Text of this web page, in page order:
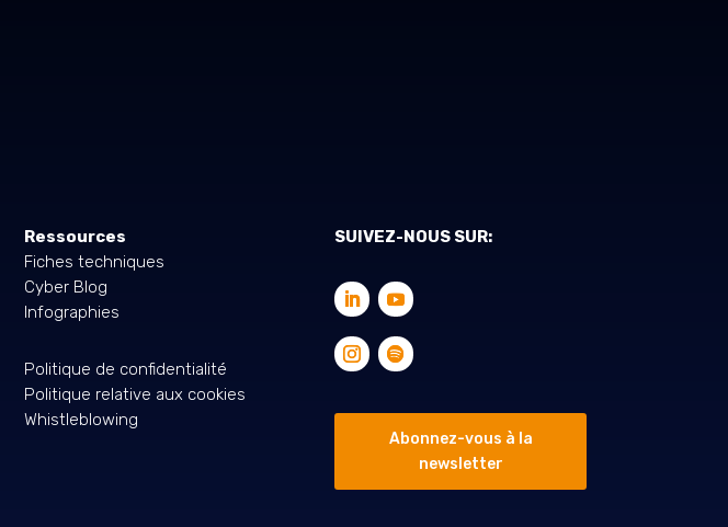
Ressources
Fiches techniques
Cyber Blog
Infographies
Politique de confidentialité
Politique relative aux cookies
Whistleblowing
SUIVEZ-NOUS SUR:
Abonnez-vous à la
newsletter